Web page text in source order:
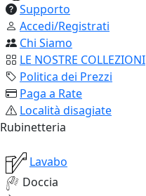
Supporto
Accedi/Registrati
Chi Siamo
LE NOSTRE COLLEZIONI
Politica dei Prezzi
Paga a Rate
Località disagiate
Rubinetteria
Lavabo
Doccia